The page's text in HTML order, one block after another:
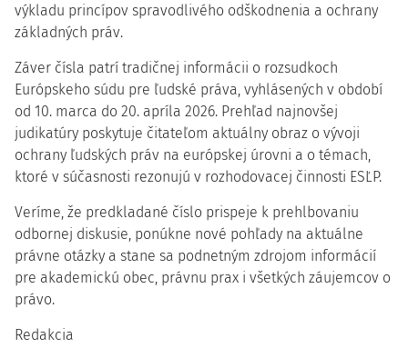
výkladu princípov spravodlivého odškodnenia a ochrany
základných práv.
Záver čísla patrí tradičnej informácii o rozsudkoch
Európskeho súdu pre ľudské práva, vyhlásených v období
od 10. marca do 20. apríla 2026. Prehľad najnovšej
judikatúry poskytuje čitateľom aktuálny obraz o vývoji
ochrany ľudských práv na európskej úrovni a o témach,
ktoré v súčasnosti rezonujú v rozhodovacej činnosti ESĽP.
Veríme, že predkladané číslo prispeje k prehlbovaniu
odbornej diskusie, ponúkne nové pohľady na aktuálne
právne otázky a stane sa podnetným zdrojom informácií
pre akademickú obec, právnu prax i všetkých záujemcov o
právo.
Redakcia